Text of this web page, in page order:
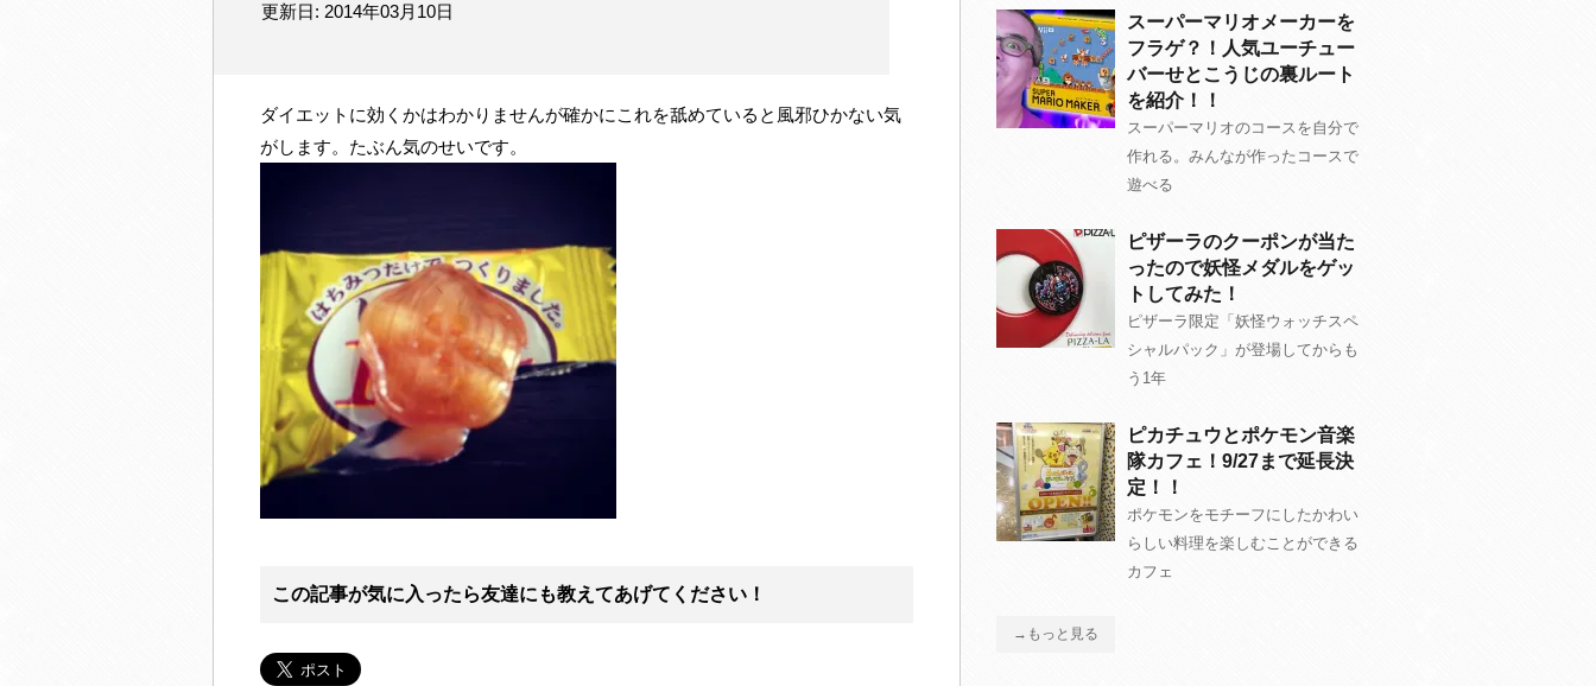
更新日: 2014年03月10日
ダイエットに効くかはわかりませんが確かにこれを舐めていると風邪ひかない気
がします。たぶん気のせいです。
この記事が気に入ったら友達にも教えてあげてください！
スーパーマリオメーカーを
フラゲ？！人気ユーチュー
バーせとこうじの裏ルート
を紹介！！
スーパーマリオのコースを自分で
作れる。みんなが作ったコースで
遊べる
ピザーラのクーポンが当た
ったので妖怪メダルをゲッ
トしてみた！
ピザーラ限定「妖怪ウォッチスペ
シャルパック」が登場してからも
う1年
ピカチュウとポケモン音楽
隊カフェ！9/27まで延長決
定！！
ポケモンをモチーフにしたかわい
らしい料理を楽しむことができる
カフェ
→もっと見る